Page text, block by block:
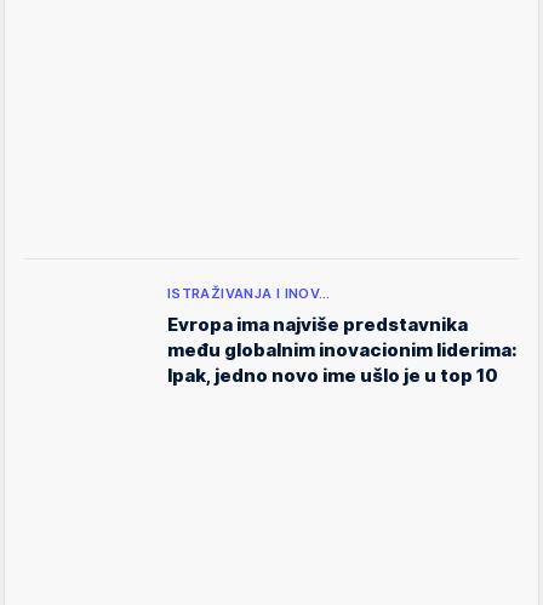
ISTRAŽIVANJA I INOV…
Evropa ima najviše predstavnika
među globalnim inovacionim liderima:
Ipak, jedno novo ime ušlo je u top 10